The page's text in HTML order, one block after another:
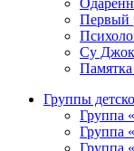
Первый
Су
Памятка
Группы
Группа
Группа
Группа